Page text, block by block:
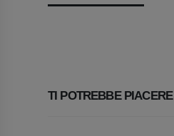
TI POTREBBE PIACERE